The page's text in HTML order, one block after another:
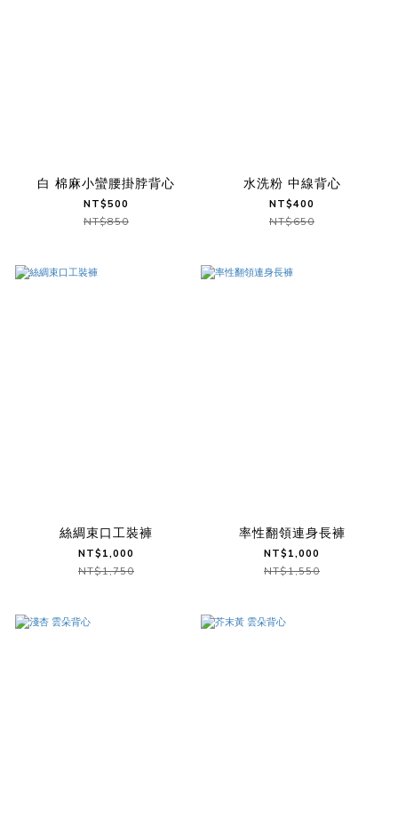
白 棉麻小蠻腰掛脖背心
NT$500
NT$850
水洗粉 中線背心
NT$400
NT$650
絲綢束口工裝褲
NT$1,000
NT$1,750
率性翻領連身長褲
NT$1,000
NT$1,550